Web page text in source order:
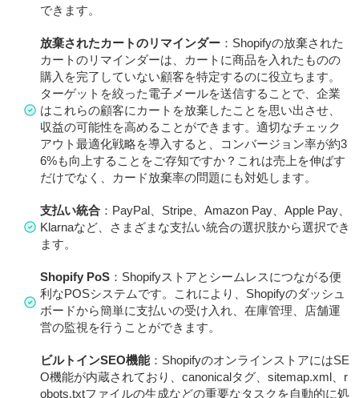
できます。
放棄されたカートのリマインダー ：Shopifyの放棄された
カートのリマインダーは、カートに商品を入れたものの
購入を完了していない顧客を特定するのに役立ちます。
ターゲットを絞った電子メールを送信することで、企業
はこれらの顧客にカートを放棄したことを思い出させ、
収益の可能性を高めることができます。適切なチェック
アウト最適化戦略を導入すると、コンバージョン率が約3
6%も向上することをご存知ですか？これは売上を伸ばす
だけでなく、カード放棄率の問題にも対処します。
支払い統合 ：PayPal、Stripe、Amazon Pay、Apple Pay、
Klarnaなど、さまざまな支払い統合の選択肢から選択でき
ます。
Shopify PoS ：Shopifyストアとシームレスにつながる便
利なPOSシステムです。これにより、Shopifyのダッシュ
ボードから簡単に支払いの受け入れ、在庫管理、店舗運
営の監視を行うことができます。
ビルトインSEO機能：ShopifyのオンラインストアにはSE
O機能が内蔵されており、canonicalタグ、sitemap.xml、r
obots.txtファイルの生成などの重要なタスクを自動的に処